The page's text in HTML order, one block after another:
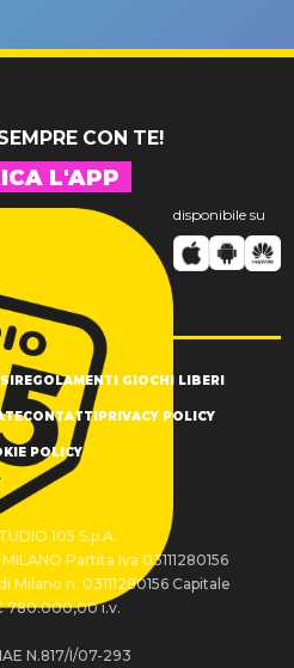
CON TE!
L'APP
disponibile su
REGOLAMENTI GIOCHI LIBERI
CONTATTIPRIVACY POLICY
POLICY
105 S.p.A.
Partita Iva 03111280156
n. 03111280156 Capitale
780.000,00 i.v.
N.817/I/07-293